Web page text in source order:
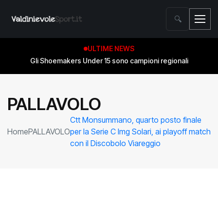
🔍
ULTIME NEWS
Gli Shoemakers Under 15 sono campioni regionali
PALLAVOLO
HomePALLAVOLO
Ctt Monsummano, quarto posto finale
per la Serie C Img Solari, ai playoff match
con il Discobolo Viareggio